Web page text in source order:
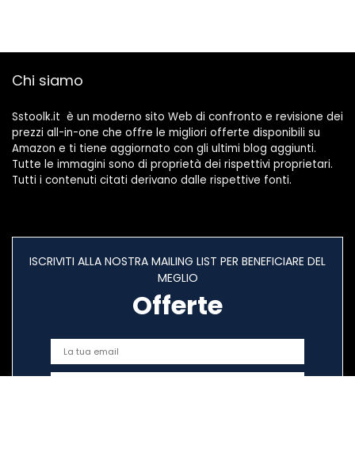
Chi siamo
Sstoolk.it è un moderno sito Web di confronto e revisione dei
prezzi all-in-one che offre le migliori offerte disponibili su
Amazon e ti tiene aggiornato con gli ultimi blog aggiunti.
Tutte le immagini sono di proprietà dei rispettivi proprietari.
Tutti i contenuti citati derivano dalle rispettive fonti.
ISCRIVITI ALLA NOSTRA MAILING LIST PER BENEFICIARE DEL
MEGLIO
Offerte